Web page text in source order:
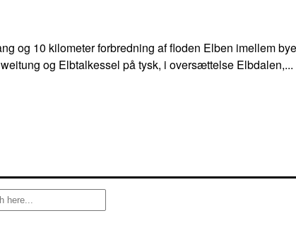
og 10 kilometer forbredning af floden Elben imellem
og Elbtalkessel på tysk, i oversættelse Elbdalen,...